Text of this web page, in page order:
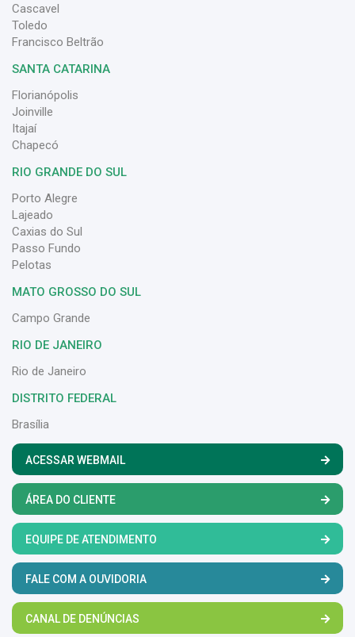
Cascavel
Toledo
Francisco Beltrão
SANTA CATARINA
Florianópolis
Joinville
Itajaí
Chapecó
RIO GRANDE DO SUL
Porto Alegre
Lajeado
Caxias do Sul
Passo Fundo
Pelotas
MATO GROSSO DO SUL
Campo Grande
RIO DE JANEIRO
Rio de Janeiro
DISTRITO FEDERAL
Brasília
ACESSAR WEBMAIL
ÁREA DO CLIENTE
EQUIPE DE ATENDIMENTO
FALE COM A OUVIDORIA
CANAL DE DENÚNCIAS